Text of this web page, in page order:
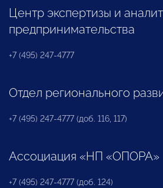
Центр экспертизы и
предпринимательства
+7 (495) 247-4777
Отдел регионального
+7 (495) 247-4777 (доб. 116, 117)
Ассоциация «НП «ОПОРА»
+7 (495) 247-4777 (доб. 124)